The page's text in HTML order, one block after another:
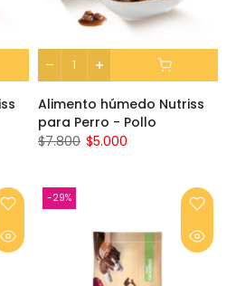
Alimento húmedo Nutriss
para Perro - Pollo
$7.800 $5.000
-29%